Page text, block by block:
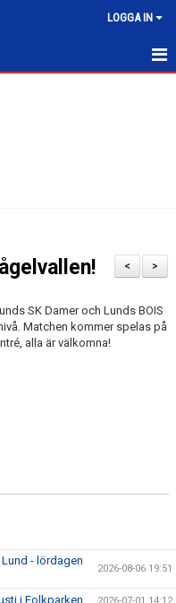
LOGGA IN
>
<
SK Damer och Lunds BOIS
Matchen kommer spelas på
alla är välkomna!
- lördagen
2026-08-06 19:51
i Folkparken